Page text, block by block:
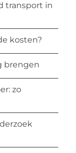
transport in
kosten?
brengen
zo